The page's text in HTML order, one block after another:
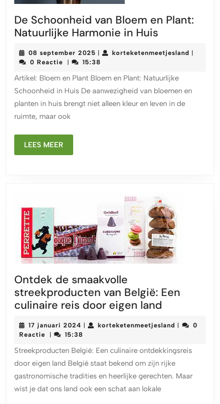
De Schoonheid van Bloem en Plant:
Natuurlijke Harmonie in HuisDe
van
en
Plant:
Natuurlijke
08 september 2025 08
september
| korteketenmeetjesland |
0 Reactie | 15:38
Artikel: Bloem en Plant Bloem en Plant: Natuurlijke
Schoonheid in Huis De aanwezigheid van bloemen en
planten in huis brengt niet alleen kleur en leven in de
ruimte, maar ook
LEES MEER
MEER
Ontdek de smaakvolle
streekproducten van België: Een
culinaire reis door eigen land
smaakvolle
van
België:
Een
17 januari 2024 17
januari
| korteketenmeetjesland |
0
Reactie
| 15:38
Streekproducten België: Een culinaire ontdekkingsreis
door eigen land België staat bekend om zijn rijke
gastronomische tradities en heerlijke gerechten. Maar
wist je dat ons land ook een schat aan lokale